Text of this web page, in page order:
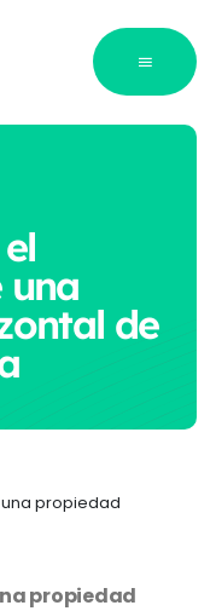
una
de
propiedad